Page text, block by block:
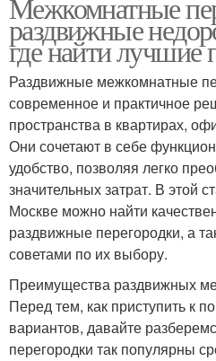
Межкомнатные
раздвижные
где найти лучшие
Раздвижные межкомнатные
современное и практичное
пространства в квартирах,
Они сочетают в себе
удобство, позволяя легко
значительных затрат. В этой
Москве можно найти
раздвижные перегородки, а
советами по их выбору.
Преимущества раздвижных
Перед тем, как приступить к
вариантов, давайте
перегородки так популярны